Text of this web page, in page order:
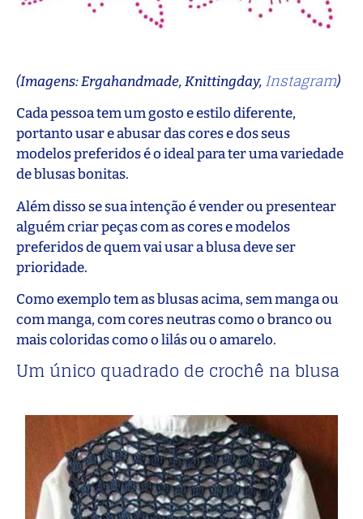
(Imagens: Ergahandmade, Knittingday, Instagram)
Cada pessoa tem um gosto e estilo diferente,
portanto usar e abusar das cores e dos seus
modelos preferidos é o ideal para ter uma variedade
de blusas bonitas.
Além disso se sua intenção é vender ou presentear
alguém criar peças com as cores e modelos
preferidos de quem vai usar a blusa deve ser
prioridade.
Como exemplo tem as blusas acima, sem manga ou
com manga, com cores neutras como o branco ou
mais coloridas como o lilás ou o amarelo.
Um único quadrado de crochê na blusa